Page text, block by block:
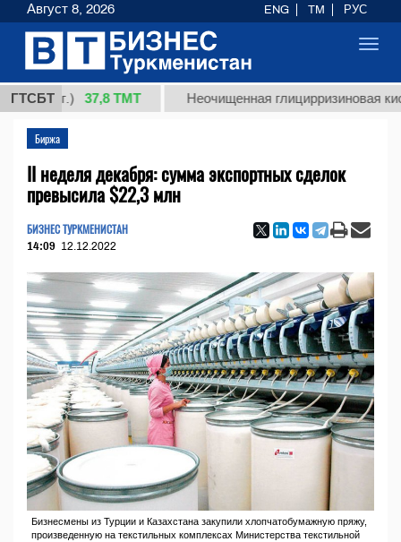
ГТСБТ37,8 ТМТ Неочищенная глицирризиновая кислота
Биржа
II неделя декабря: сумма экспортных сделок
превысила $22,3 млн
БИЗНЕС ТУРКМЕНИСТАН
14:09 12.12.2022
Бизнесмены из Турции и Казахстана закупили хлопчатобумажную пряжу,
произведенную на текстильных комплексах Министерства текстильной
Август 8, 2026 ENG TM РУС